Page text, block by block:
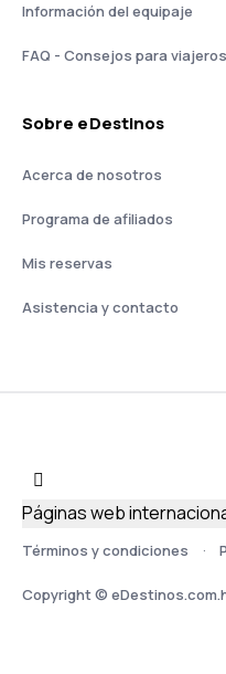
Información del equipaje
FAQ - Consejos para viajeros
Sobre eDestinos
Acerca de nosotros
Programa de afiliados
Mis reservas
Asistencia y contacto
Términos y condiciones
Copyright ©
Páginas web